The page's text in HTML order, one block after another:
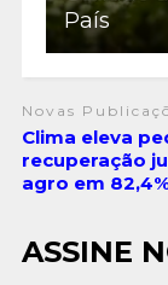
País
Novas
Clima eleva
recuperação
agro em
ASSINE